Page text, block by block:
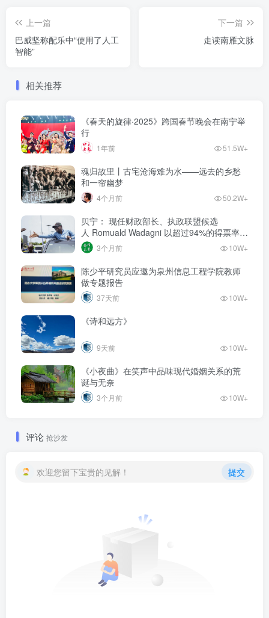
上一篇
巴威坚称配乐中“使用了人工
智能”
下一篇
走读南雁文脉
相关推荐
《春天的旋律·2025》跨国春节晚会在南宁举
行
1年前 51.5W+
魂归故里丨古宅沧海难为水——远去的乡愁
和一帘幽梦
4个月前 50.2W+
贝宁： 现任财政部长、执政联盟候选
人‌ Romuald Wadagni 以超过94%的得票率当
选新任总统‌
3个月前 10W+
陈少平研究员应邀为泉州信息工程学院教师
做专题报告
37天前 10W+
《诗和远方》
9天前 10W+
《小夜曲》在笑声中品味现代婚姻关系的荒
诞与无奈
3个月前 10W+
评论 抢沙发
欢迎您留下宝贵的见解！ 提交